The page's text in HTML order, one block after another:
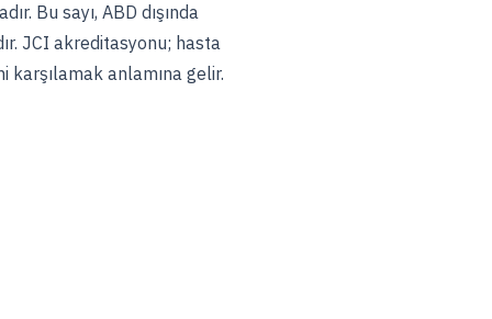
Bu sayı, ABD dışında
JCI akreditasyonu; hasta
karşılamak anlamına gelir.